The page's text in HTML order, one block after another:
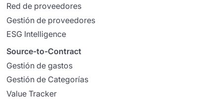
Red de proveedores
Gestión de proveedores
ESG Intelligence
Source-to-Contract
Gestión de gastos
Gestión de Categorías
Value Tracker